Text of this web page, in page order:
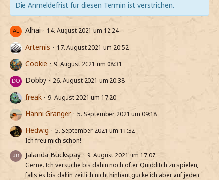
Die Anmeldefrist für diesen Termin ist verstrichen.
Alhai 14. August 2021 um 12:24
Artemis 17. August 2021 um 20:52
Cookie 9. August 2021 um 08:31
Dobby 26. August 2021 um 20:38
freak 9. August 2021 um 17:20
Hanni Granger 5. September 2021 um 09:18
Hedwig
5. September 2021 um 11:32
Ich freu mich schon!
Jalanda Buckspay
9. August 2021 um 17:07
Gerne. Ich versuche bis dahin noch öfter Quidditch zu spielen,
falls es bis dahin zeitlich nicht hinhaut,gucke ich aber auf jeden